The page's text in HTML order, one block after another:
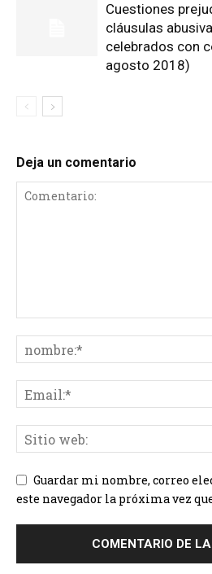
Cuestiones
cláusulas
celebrados con
agosto 2018)
Deja un comentario
Guardar mi nombre, correo
este navegador la próxima vez